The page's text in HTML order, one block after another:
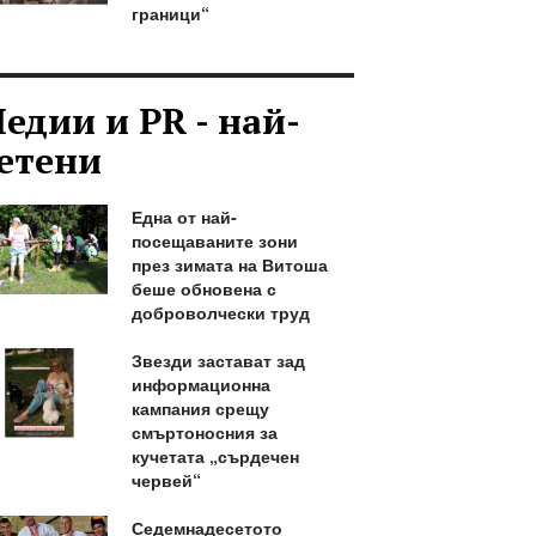
граници“
и PR - най-
Една от най-
посещаваните зони
през зимата на Витоша
беше обновена с
доброволчески труд
Звезди застават зад
информационна
кампания срещу
смъртоносния за
кучетата „сърдечен
червей“
Седемнадесетото